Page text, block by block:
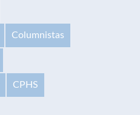
Columnistas
CPHS